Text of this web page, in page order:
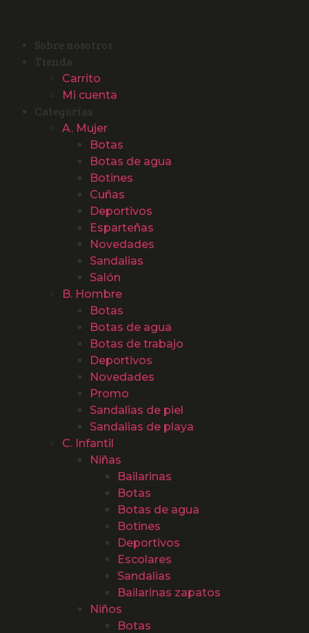
Sobre nosotros
Tienda
Carrito
Mi cuenta
Categorías
A. Mujer
Botas
Botas de agua
Botines
Cuñas
Deportivos
Esparteñas
Novedades
Sandalias
Salón
B. Hombre
Botas
Botas de agua
Botas de trabajo
Deportivos
Novedades
Promo
Sandalias de piel
Sandalias de playa
C. Infantil
Niñas
Bailarinas
Botas
Botas de agua
Botines
Deportivos
Escolares
Sandalias
Bailarinas zapatos
Niños
Botas